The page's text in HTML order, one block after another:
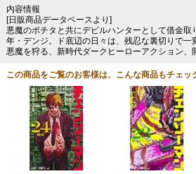
内容情報
[日販商品データベースより]
悪魔のポチタと共にデビルハンターとして借金取
年・デンジ。ド底辺の日々は、残忍な裏切りで一
悪魔を狩る、新時代ダークヒーローアクション、
この商品をご覧のお客様は、こんな商品もチェッ